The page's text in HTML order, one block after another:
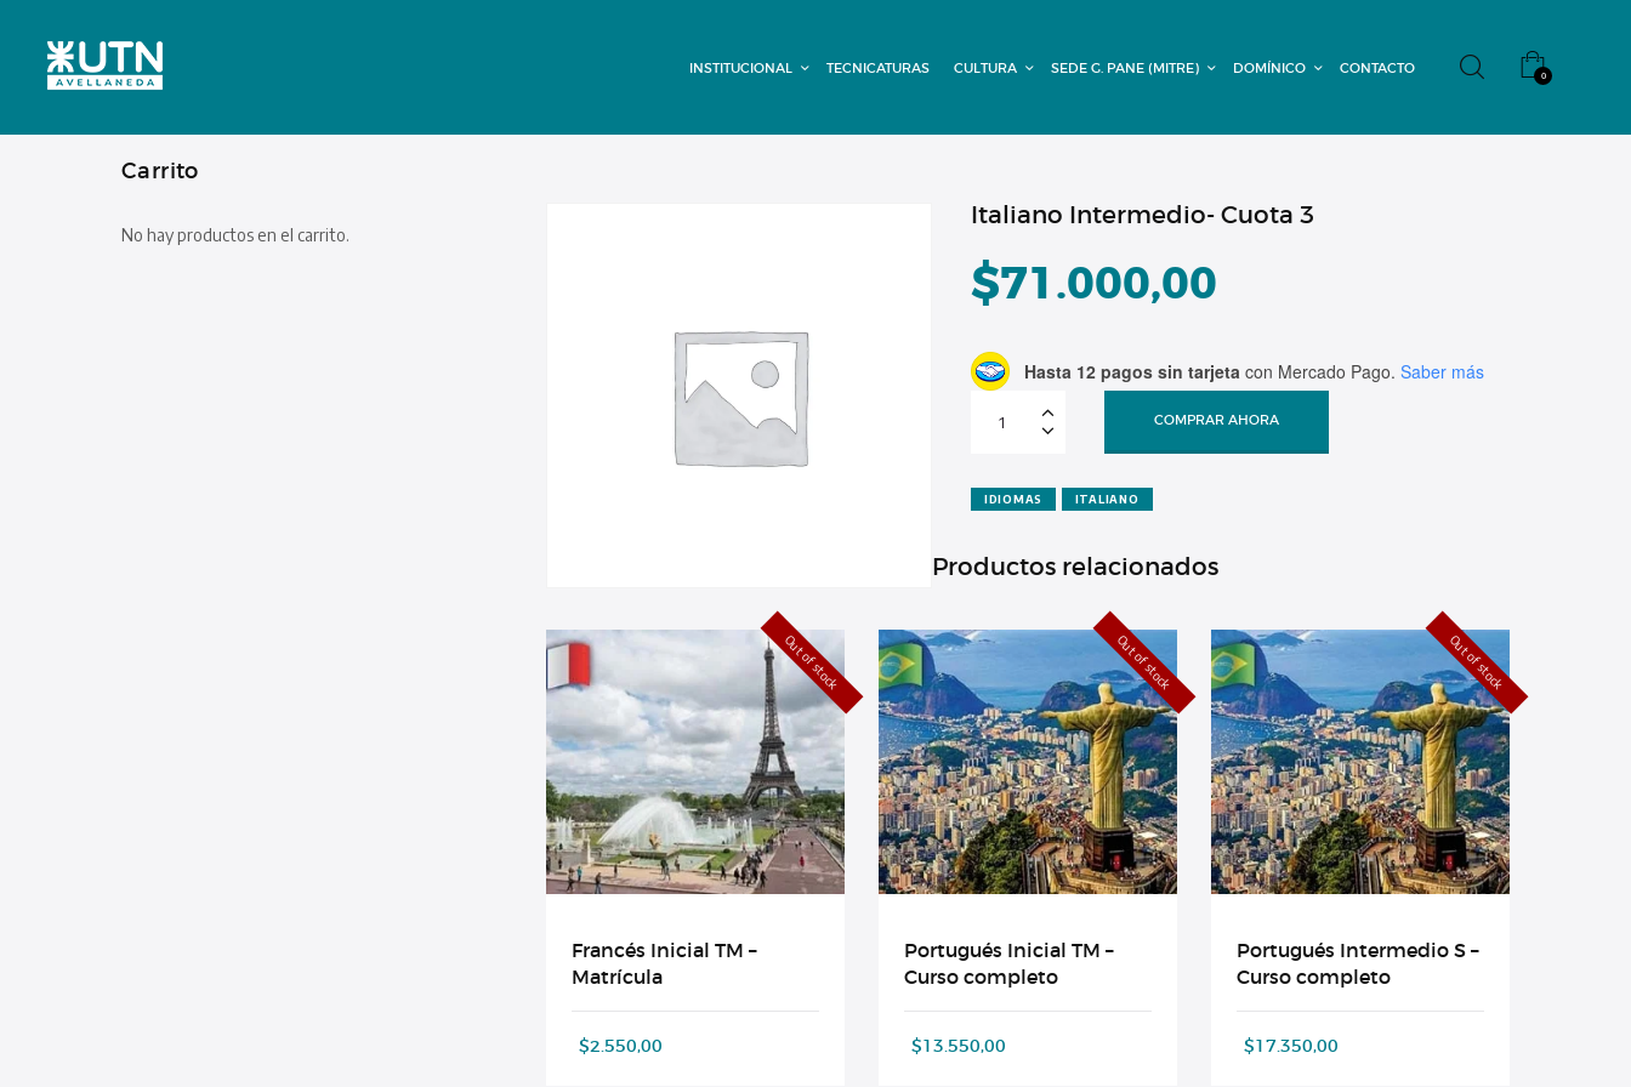
INSTITUCIONAL TECNICATURAS CULTURA SEDE G. PANE (MITRE) DOMÍNICO CONTACTO 0
DOMÍNICO
CONTACTO
Italiano Intermedio- Cuota 3
$71.000,00
Hasta 12 pagos sin tarjeta con Mercado Pago. Saber más
Intermedio-
Cuota
COMPRAR AHORA
IDIOMAS ITALIANO
Productos relacionados
Out of stock
Francés Inicial TM –
Matrícula
$2.550,00
Out of stock
Portugués Inicial TM –
Curso completo
$13.550,00
Out of stock
Portugués Intermedio S –
Curso completo
$17.350,00
Carrito
No hay productos en el carrito.